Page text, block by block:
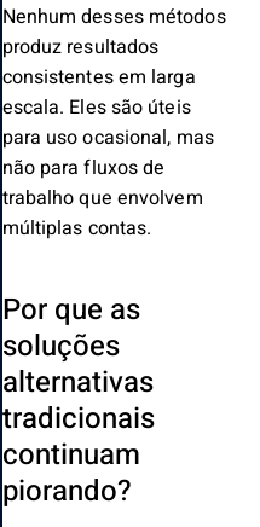
Nenhum desses métodos
produz resultados
consistentes em larga
escala. Eles são úteis
para uso ocasional, mas
não para fluxos de
trabalho que envolvem
múltiplas contas.
Por que as
soluções
alternativas
tradicionais
continuam
piorando?